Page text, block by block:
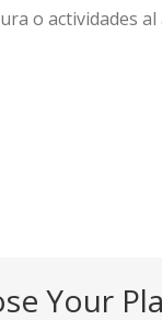
o actividades
Your